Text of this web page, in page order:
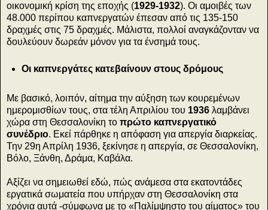
οικονομική κρίση της εποχής (1929-1932). Οι αμοιβές των
48.000 περίπου καπνεργατών έπεσαν από τις 135-150
δραχμές στις 75 δραχμές. Μάλιστα, πολλοί αναγκάζονταν να
δουλεύουν δωρεάν μόνον για τα ένσημά τους.
Οι καπνεργάτες κατεβαίνουν στους δρόμους
Με βασικό, λοιπόν, αίτημα την αύξηση των κουρεμένων
ημερομισθίων τους, στα τέλη Απριλίου του 1936 λαμβάνει
χώρα στη Θεσσαλονίκη το πρώτο καπνεργατικό
συνέδριο. Εκεί πάρθηκε η απόφαση για απεργία διαρκείας.
Την 29η Απρίλη 1936, ξεκίνησε η απεργία, σε Θεσσαλονίκη,
Βόλο, Ξάνθη, Δράμα, Καβάλα.
Αξίζει να σημειωθεί εδώ, πώς ανάμεσα στα εκατοντάδες
εργατικά σωματεία που υπήρχαν στη Θεσσαλονίκη στα
χρόνια αυτά -σύμφωνα με το «Παλίμψηστο του αίματος» του